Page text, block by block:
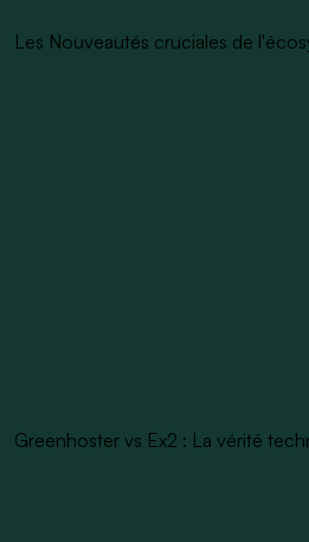
Les Nouveautés cruciales de
Greenhoster vs Ex2 : La vérité